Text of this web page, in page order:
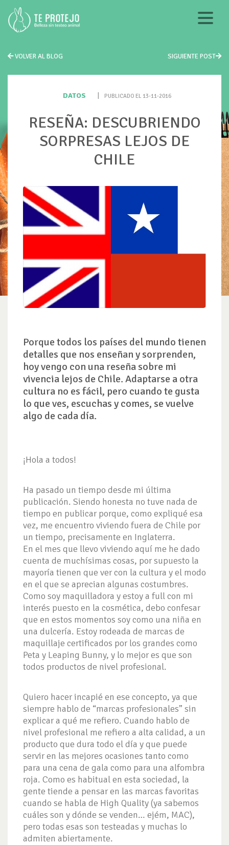
VOLVER AL BLOG SIGUIENTE POST
DATOS PUBLICADO EL 13-11-2016
RESEÑA: DESCUBRIENDO
SORPRESAS LEJOS DE
CHILE
Porque todos los países del mundo tienen
detalles que nos enseñan y sorprenden,
hoy vengo con una reseña sobre mi
vivencia lejos de Chile. Adaptarse a otra
cultura no es fácil, pero cuando te gusta
lo que ves, escuchas y comes, se vuelve
algo de cada día.
¡Hola a todos!
Ha pasado un tiempo desde mi última
publicación. Siendo honesta no tuve nada de
tiempo en publicar porque, como expliqué esa
vez, me encuentro viviendo fuera de Chile por
un tiempo, precisamente en Inglaterra.
En el mes que llevo viviendo aquí me he dado
cuenta de muchísimas cosas, por supuesto la
mayoría tienen que ver con la cultura y el modo
en el que se aprecian algunas costumbres.
Como soy maquilladora y estoy a full con mi
interés puesto en la cosmética, debo confesar
que en estos momentos soy como una niña en
una dulcería. Estoy rodeada de marcas de
maquillaje certificados por los grandes como
Peta y Leaping Bunny, y lo mejor es que son
todos productos de nivel profesional.
Quiero hacer incapié en ese concepto, ya que
siempre hablo de “marcas profesionales” sin
explicar a qué me refiero. Cuando hablo de
nivel profesional me refiero a alta calidad, a un
producto que dura todo el día y que puede
servir en las mejores ocasiones tanto como
para una cena de gala como para una alfombra
roja. Como es habitual en esta sociedad, la
gente tiende a pensar en las marcas favoritas
cuando se habla de High Quality (ya sabemos
cuáles son y dónde se venden… ejém, MAC),
pero todas esas son testeadas y muchas lo
admiten abiertamente.